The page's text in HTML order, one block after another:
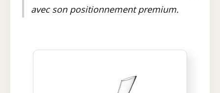
avec son positionnement premium.